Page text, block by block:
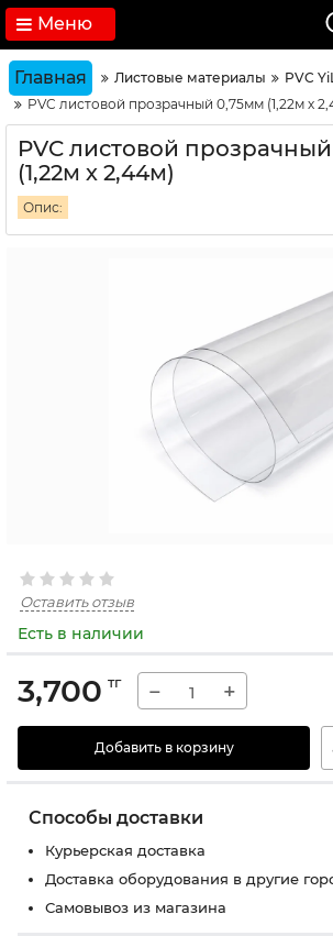
Меню
Главная Листовые материалы
PVC
PVC листовой прозрачный 0,75мм (1,22м х
PVC листовой
(1,22м х 2,44м)
Опис:
Оставить отзыв
Есть в наличии
3,700 тг − +
Добавить в корзину
Способы доставки
Курьерская доставка
Доставка оборудования в другие
Самовывоз из магазина